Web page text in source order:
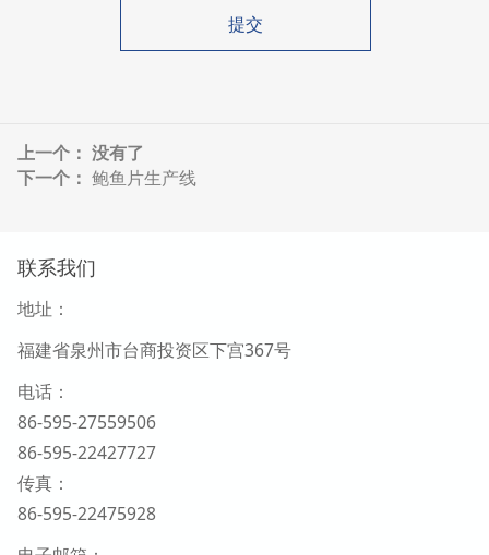
提交
上一个： 没有了
下一个： 鲍鱼片生产线
联系我们
地址：
福建省泉州市台商投资区下宫367号
电话：
86-595-27559506
86-595-22427727
传真：
86-595-22475928